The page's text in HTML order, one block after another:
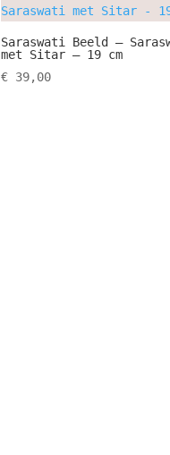
Saraswati Beeld –
met Sitar – 19 cm
€39,00